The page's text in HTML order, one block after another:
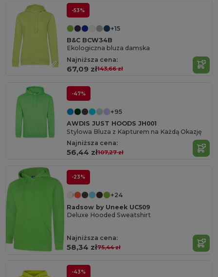
-53%
+15
B&C BCW34B
Ekologiczna bluza damska
Najniższa cena:
67,09 zł143,66 zł
-47%
+95
AWDIS JUST HOODS JH001
Stylowa Bluza z Kapturem na Każdą Okazję
Najniższa cena:
56,44 zł107,27 zł
-23%
+24
Radsow by Uneek UC509
Deluxe Hooded Sweatshirt
Najniższa cena:
58,34 zł75,44 zł
-43%